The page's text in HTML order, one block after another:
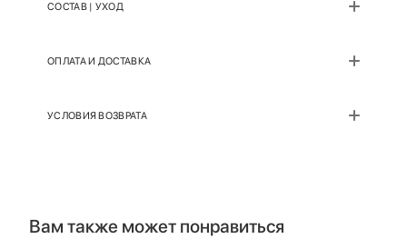
СОСТАВ | УХОД
ОПЛАТА И ДОСТАВКА
УСЛОВИЯ ВОЗВРАТА
Вам также может понравиться